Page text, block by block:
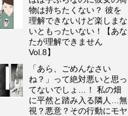
物は持ちたくない？ 彼を
理解できないけど楽しまな
いともったいない！【あな
たが理解できません
Vol.8】
「あら、ごめんなさい
ね？」って絶対悪いと思っ
てないでしょ…！ 私の畑
に平然と踏み入る隣人…無
視？悪意？その行動にモヤ